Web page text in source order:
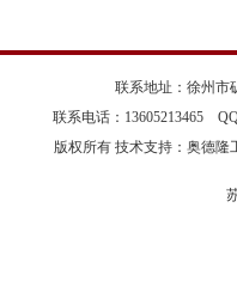
联系地址：徐州市
联系电话：13605213465
版权所有 技术支持：奥德